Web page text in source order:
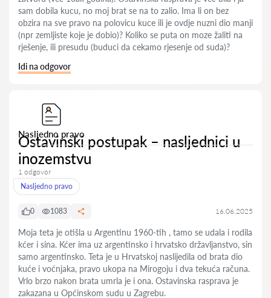
sam dobila kucu, no moj brat se na to zalio. Ima li on bez
obzira na sve pravo na polovicu kuce ili je ovdje nuzni dio manji
(npr zemljiste koje je dobio)? Koliko se puta on moze žaliti na
rješenje, ili presudu (buduci da cekamo rjesenje od suda)?
Idi na odgovor
Nasljedno pravo
Ostavinski postupak – nasljednici u
inozemstvu
1 odgovor
Nasljedno pravo
0 1083 16.06.2025
Moja teta je otišla u Argentinu 1960-tih , tamo se udala i rodila
kćer i sina. Kćer ima uz argentinsko i hrvatsko državljanstvo, sin
samo argentinsko. Teta je u Hrvatskoj naslijedila od brata dio
kuće i voćnjaka, pravo ukopa na Mirogoju i dva tekuća računa.
Vrlo brzo nakon brata umrla je i ona. Ostavinska rasprava je
zakazana u Općinskom sudu u Zagrebu.